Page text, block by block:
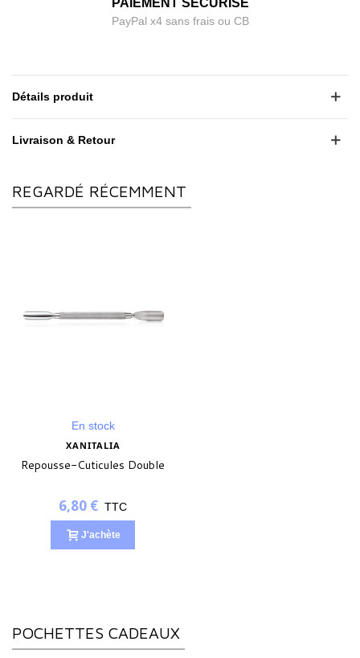
PayPal x4 sans frais ou CB
Détails produit
Livraison & Retour
REGARDÉ RÉCEMMENT
En stock
XANITALIA
Repousse-Cuticules Double
6,80 € TTC
J'achète
POCHETTES CADEAUX